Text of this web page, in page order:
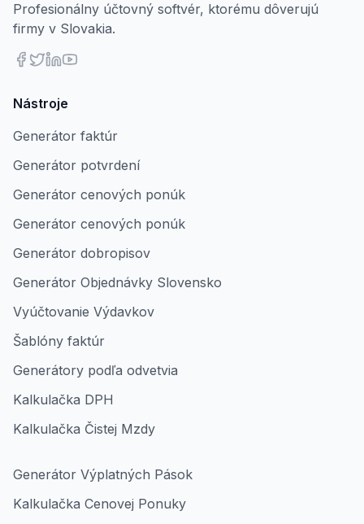
Profesionálny účtovný softvér, ktorému dôverujú
firmy v Slovakia.
Nástroje
Generátor faktúr
Generátor potvrdení
Generátor cenových ponúk
Generátor cenových ponúk
Generátor dobropisov
Generátor Objednávky Slovensko
Vyúčtovanie Výdavkov
Šablóny faktúr
Generátory podľa odvetvia
Kalkulačka DPH
Kalkulačka Čistej Mzdy
Generátor Výplatných Pások
Kalkulačka Cenovej Ponuky